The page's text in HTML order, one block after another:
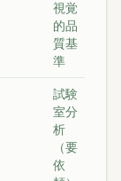
視覚
的品
質基
準
試験
室分
析
（要
依